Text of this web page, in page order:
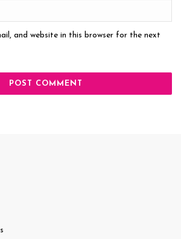
and website in this browser for the next